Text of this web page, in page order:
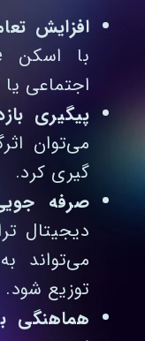
افزایش
اجتماعی
پیگیری
می‌توان
گیری کرد.
صرفه‌
دیجیتال
می‌تواند
توزیع شود.
هماهنگی